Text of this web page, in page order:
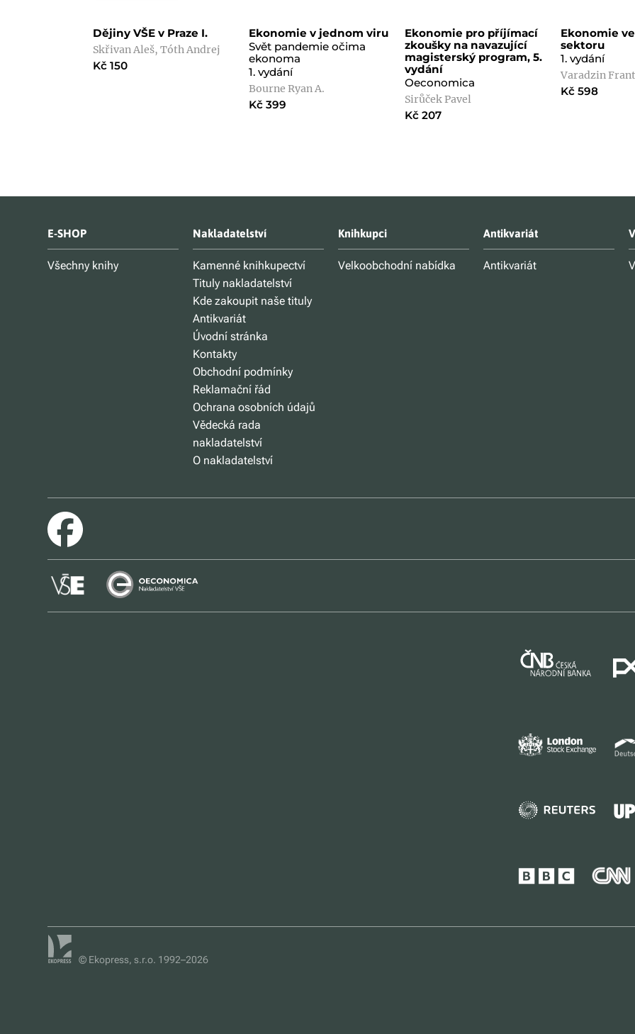
Dějiny VŠE v Praze I.
Skřivan Aleš, Tóth Andrej
Kč 150
Ekonomie v jednom viru
Svět pandemie očima
ekonoma
1. vydání
Bourne Ryan A.
Kč 399
Ekonomie pro příjímací
zkoušky na navazující
magisterský program, 5.
vydání
Oeconomica
Sirůček Pavel
Kč 207
Ekonomie
sektoru
1. vydání
Varadzin
Kč 598
E-SHOP
Všechny knihy
Nakladatelství
Kamenné knihkupectví
Tituly nakladatelství
Kde zakoupit naše tituly
Antikvariát
Úvodní stránka
Kontakty
Obchodní podmínky
Reklamační řád
Ochrana osobních údajů
Vědecká rada
nakladatelství
O nakladatelství
Knihkupci
Velkoobchodní nabídka
Antikvariát
Antikvariát
© Ekopress, s.r.o. 1992–2026